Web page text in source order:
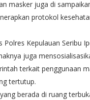
masker juga di
protokol
Polres Kepulauan Seribu
juga
terkait penggunaan
tertutup.
berada di ruang